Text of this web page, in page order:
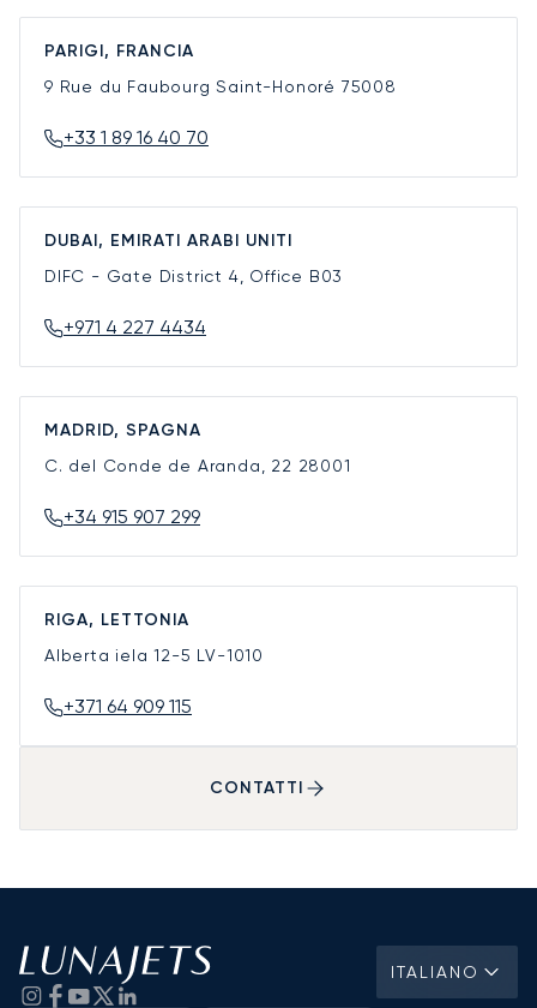
PARIGI, FRANCIA
9 Rue du Faubourg Saint-Honoré 75008
+33 1 89 16 40 70
DUBAI, EMIRATI ARABI UNITI
DIFC - Gate District 4, Office B03
+971 4 227 4434
MADRID, SPAGNA
C. del Conde de Aranda, 22 28001
+34 915 907 299
RIGA, LETTONIA
Alberta iela 12-5 LV-1010
+371 64 909 115
CONTATTI
ITALIANO